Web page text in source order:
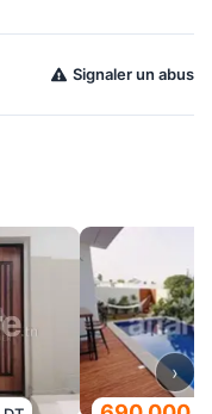
Signaler un abus
›